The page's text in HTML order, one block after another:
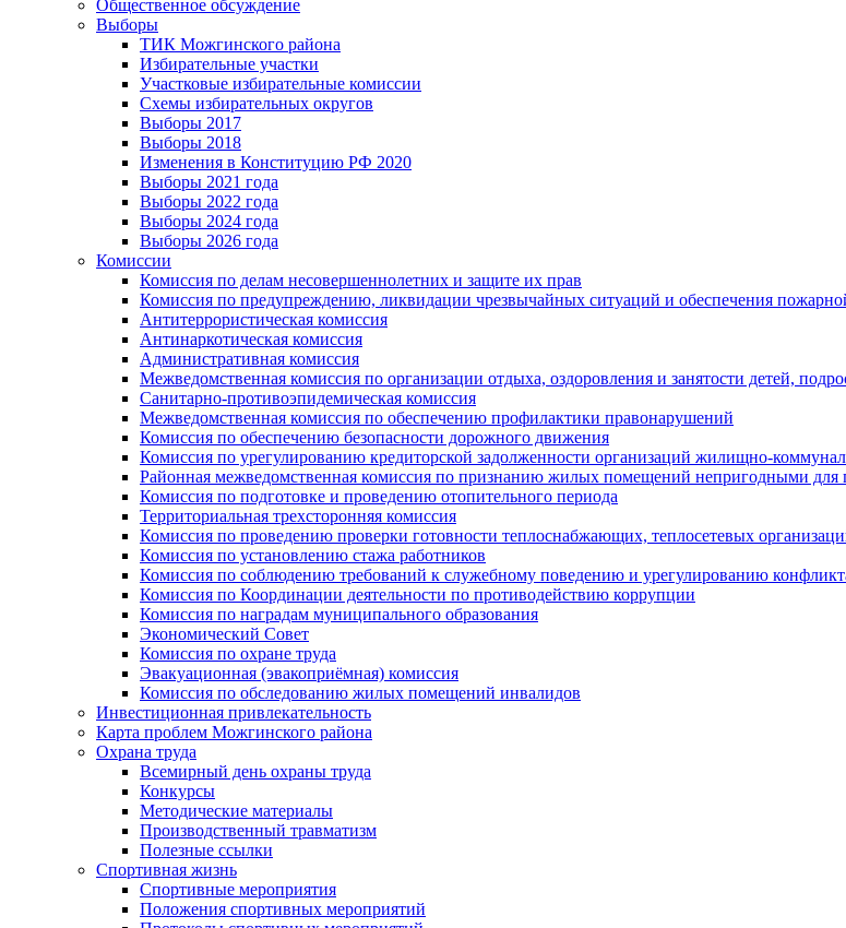
Общественное обсуждение
Выборы
ТИК Можгинского района
Избирательные участки
Участковые избирательные комиссии
Схемы избирательных округов
Выборы 2017
Выборы 2018
Изменения в Конституцию РФ 2020
Выборы 2021 года
Выборы 2022 года
Выборы 2024 года
Выборы 2026 года
Комиссии
Комиссия по делам несовершеннолетних и защите их прав
Комиссия по предупреждению, ликвидации чрезвычайных ситуаций и обеспечения
Антитеррористическая комиссия
Антинаркотическая комиссия
Административная комиссия
Межведомственная комиссия по организации отдыха, оздоровления и занятости детей,
Санитарно-противоэпидемическая комиссия
Межведомственная комиссия по обеспечению профилактики правонарушений
Комиссия по обеспечению безопасности дорожного движения
Комиссия по урегулированию кредиторской задолженности организаций жилищно-
Районная межведомственная комиссия по признанию жилых помещений непригодными для
Комиссия по подготовке и проведению отопительного периода
Территориальная трехсторонняя комиссия
Комиссия по проведению проверки готовности теплоснабжающих, теплосетевых
Комиссия по установлению стажа работников
Комиссия по соблюдению требований к служебному поведению и урегулированию
Комиссия по Координации деятельности по противодействию коррупции
Комиссия по наградам муниципального образования
Экономический Совет
Комиссия по охране труда
Эвакуационная (эвакоприёмная) комиссия
Комиссия по обследованию жилых помещений инвалидов
Инвестиционная привлекательность
Карта проблем Можгинского района
Охрана труда
Всемирный день охраны труда
Конкурсы
Методические материалы
Производственный травматизм
Полезные ссылки
Спортивная жизнь
Спортивные мероприятия
Положения спортивных мероприятий